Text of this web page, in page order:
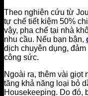
Theo nghiên cứu từ
tự chế tiết kiệm 50%
vậy, pha chế tại nhà
nhu cầu. Nếu bạn bận,
dịch chuyên dụng,
công sức.
Ngoài ra, thêm vài
tăng khả năng loại bỏ
Housekeeping. Do đó,